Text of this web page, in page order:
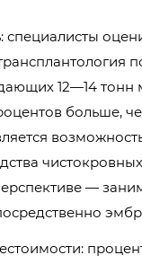
12—14 тонн
больше,
чистокровных
—